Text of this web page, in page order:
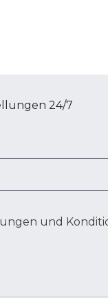
24/7
und